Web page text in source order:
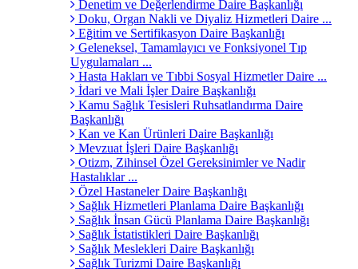
Denetim ve Değerlendirme Daire Başkanlığı
Doku, Organ Nakli ve Diyaliz Hizmetleri Daire ...
Eğitim ve Sertifikasyon Daire Başkanlığı
Geleneksel, Tamamlayıcı ve Fonksiyonel Tıp
Uygulamaları ...
Hasta Hakları ve Tıbbi Sosyal Hizmetler Daire ...
İdari ve Mali İşler Daire Başkanlığı
Kamu Sağlık Tesisleri Ruhsatlandırma Daire
Başkanlığı
Kan ve Kan Ürünleri Daire Başkanlığı
Mevzuat İşleri Daire Başkanlığı
Otizm, Zihinsel Özel Gereksinimler ve Nadir
Hastalıklar ...
Özel Hastaneler Daire Başkanlığı
Sağlık Hizmetleri Planlama Daire Başkanlığı
Sağlık İnsan Gücü Planlama Daire Başkanlığı
Sağlık İstatistikleri Daire Başkanlığı
Sağlık Meslekleri Daire Başkanlığı
Sağlık Turizmi Daire Başkanlığı